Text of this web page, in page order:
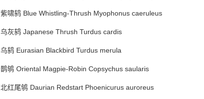
紫啸鸫 Blue Whistling-Thrush Myophonus caeruleus
乌灰鸫 Japanese Thrush Turdus cardis
乌鸫 Eurasian Blackbird Turdus merula
鹊鸲 Oriental Magpie-Robin Copsychus saularis
北红尾鸲 Daurian Redstart Phoenicurus auroreus